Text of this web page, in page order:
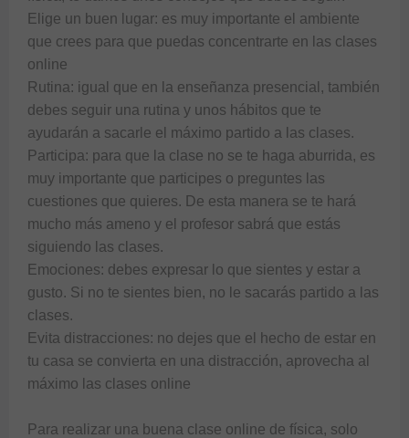
Elige un buen lugar: es muy importante el ambiente
que crees para que puedas concentrarte en las clases
online
Rutina: igual que en la enseñanza presencial, también
debes seguir una rutina y unos hábitos que te
ayudarán a sacarle el máximo partido a las clases.
Participa: para que la clase no se te haga aburrida, es
muy importante que participes o preguntes las
cuestiones que quieres. De esta manera se te hará
mucho más ameno y el profesor sabrá que estás
siguiendo las clases.
Emociones: debes expresar lo que sientes y estar a
gusto. Si no te sientes bien, no le sacarás partido a las
clases.
Evita distracciones: no dejes que el hecho de estar en
tu casa se convierta en una distracción, aprovecha al
máximo las clases online
Para realizar una buena clase online de física, solo